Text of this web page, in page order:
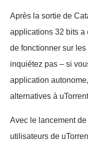
Après la sortie de
applications 32 bits a
de fonctionner sur
inquiétez pas – si
application
alternatives à
Avec le lancement
utilisateurs de